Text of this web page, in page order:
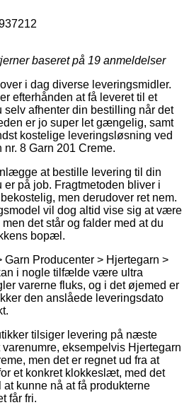
baseret på 19 anmeldelser
i dag diverse leveringsmidler.
efterhånden at få leveret til et
selv afhenter din bestilling når det
er jo super let gængelig, samt
kostelige leveringsløsning ved
8 Garn 201 Creme.
at bestille levering til din
på job. Fragtmetoden bliver i
men derudover ret nem.
vil dog altid vise sig at være
det står og falder med at du
bopæl.
Garn Producenter > Hjertegarn >
i nogle tilfælde være ultra
varerne fluks, og i det øjemed er
den anslåede leveringsdato
tilsiger levering på næste
eksempelvis Hjertegarn
men det er regnet ud fra at
et konkret klokkeslæt, med det
kunne nå at få produkterne
får fri.